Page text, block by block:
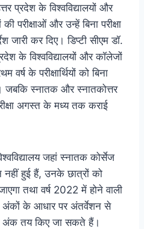
प्रदेश के विश्वविद्यालयों और
परीक्षाओं और उन्हें बिना परीक्षा
जारी कर दिए। डिप्टी सीएम डॉ.
के विश्वविद्यालयों और कॉलेजों
के परीक्षार्थियों को बिना
जबकि स्नातक और स्नातकोत्तर
अगस्त के मध्य तक कराई
जहां स्नातक कोर्सेज
नहीं हुई हैं, उनके छात्रों को
तथा वर्ष 2022 में होने वाली
के अंकों के आधार पर अंतर्वेशन से
अंक तय किए जा सकते हैं।